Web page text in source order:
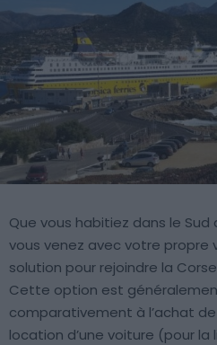
Que vous habitiez dans le Sud
vous venez avec votre propre
solution pour rejoindre la
Cette option est
comparativement à l’achat
location d’une voiture (pour la